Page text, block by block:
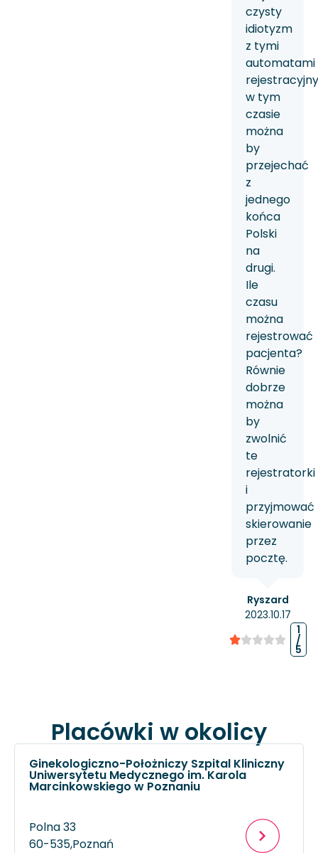
Ryszard
2023.10.17
1
/
5
czysty
idiotyzm
z tymi
automatami
w tym
czasie
można
by
przejechać
z
jednego
końca
Polski
na
drugi.
Ile
czasu
można
rejestrować
pacjenta?
Równie
dobrze
można
by
zwolnić
te
rejestratorki
i
przyjmować
skierowanie
przez
pocztę.
Placówki w okolicy
Ginekologiczno-Położniczy Szpital Kliniczny
Uniwersytetu Medycznego im. Karola
Marcinkowskiego w Poznaniu
Polna 33
60-535,Poznań